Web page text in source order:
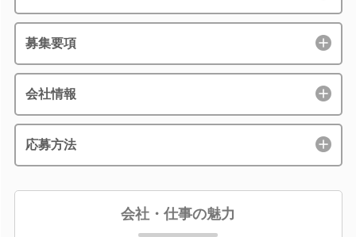
募集要項
会社情報
応募方法
会社・仕事の魅力